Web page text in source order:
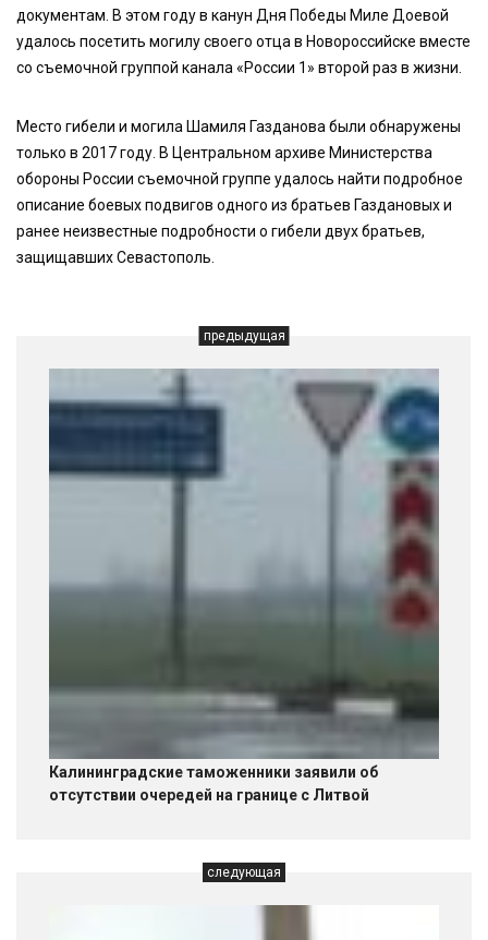
документам. В этом году в канун Дня Победы Миле Доевой
удалось посетить могилу своего отца в Новороссийске вместе
со съемочной группой канала «России 1» второй раз в жизни.
Место гибели и могила Шамиля Газданова были обнаружены
только в 2017 году. В Центральном архиве Министерства
обороны России съемочной группе удалось найти подробное
описание боевых подвигов одного из братьев Газдановых и
ранее неизвестные подробности о гибели двух братьев,
защищавших Севастополь.
предыдущая
Калининградские таможенники заявили об
отсутствии очередей на границе с Литвой
следующая